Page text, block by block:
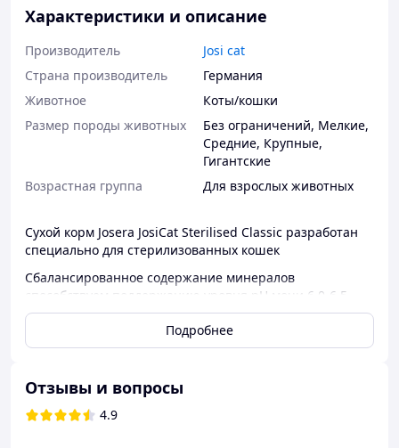
Характеристики и описание
Производитель
Josi cat
Страна производитель
Германия
Животное
Коты/кошки
Размер породы животных
Без ограничений, Мелкие,
Средние, Крупные,
Гигантские
Возрастная группа
Для взрослых животных
Сухой корм Josera JosiCat Sterilised Classic разработан
специально для стерилизованных кошек
Сбалансированное содержание минералов
способствуем поддержанию уровня рН мочи 6,0-6,5,
что предотвращает образование мочевых камней.
Преимущества:
ароматизаторов и консервантов
Специальные пищевые волокна способствуют
ощущению сытости
Подробнее
Отзывы и вопросы
4.9